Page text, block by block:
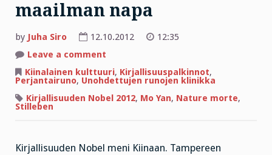
maailman napa
by Juha Siro 12.10.2012
12:35
Leave a comment
sidotaan
maailman
Kiinalainen kulttuuri, Kirjallisuuspalkinnot,
Perjantairuno, Unohdettujen runojen klinikka
Kirjallisuuden Nobel 2012, Mo Yan, Nature morte,
Stilleben
Kirjallisuuden Nobel meni Kiinaan. Tampereen